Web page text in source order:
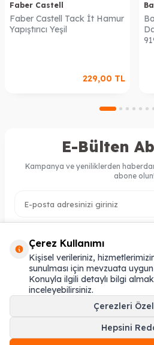
Faber Castell
Faber Castell Tack İt Hamur
Yapıştırıcı Yeşil
229,00 TL
E-Bülten
Kampanya ve yeniliklerden
abone olun!
MÜŞTERI HIZMETLERI
ONLINE SIPARIŞ
Çerez Kullanımı
Kişisel verileriniz,
sunulması için mevzuata
Konuyla ilgili detaylı bilgi
inceleyebilirsiniz.
Çerezleri
Hepsini